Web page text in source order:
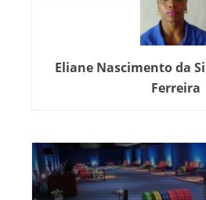
Eliane Nascimento da
Ferreira